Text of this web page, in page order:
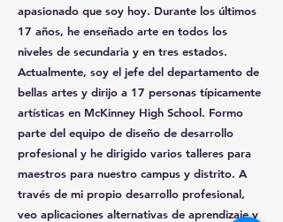
apasionado que soy hoy. Durante los últimos
17 años, he enseñado arte en todos los
niveles de secundaria y en tres estados.
Actualmente, soy el jefe del departamento de
bellas artes y dirijo a 17 personas típicamente
artísticas en McKinney High School. Formo
parte del equipo de diseño de desarrollo
profesional y he dirigido varios talleres para
maestros para nuestro campus y distrito. A
través de mi propio desarrollo profesional,
veo aplicaciones alternativas de aprendizaje y